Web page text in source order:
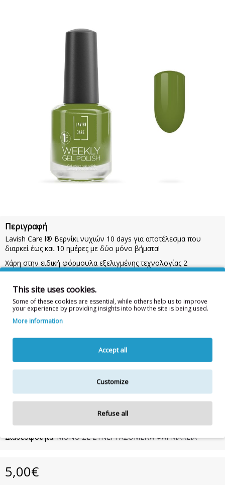
Περιγραφή
Lavish Care l® Βερνίκι νυχιών 10 days για αποτέλεσμα που
διαρκεί έως και 10 ημέρες με δύο μόνο βήματα!
Χάρη στην ειδική φόρμουλα εξελιγμένης τεχνολογίας 2
steps,εξασφαλίζει επαγγελματικό αποτέλεσμα, εύκολα και
Οδηγίες Χρήσης:
Απλώστε 2 στρώσεις χρώματος, αφήνοντας να
στεγνώσει η κάθε μια για 2-3 λεπτά.ΣΗΜΑΝΤΙΚΟ:Ολοκληρώστε
με το gel top coat.
Toluene, Χωρίς Formaldehyde
Η λίστα συστατικών δύναται να τροποποιηθεί κατά την κρίση
του κατασκευαστή.
Για την πιο πλήρη και ενημερωμένη λίστα συστατικών,
συμβουλευτείτε τη συσκευασία του προϊόντος.
Διαθεσιμότητα:ΜΟΝΟ ΣΕ ΣΥΝΕΡΓΑΖΟΜΕΝΑ ΦΑΡΜΑΚΕΙΑ
5,00€
This site uses cookies.
Some of these cookies are essential, while others help us to improve
your experience by providing insights into how the site is being used.
More information
Accept all
Customize
Refuse all